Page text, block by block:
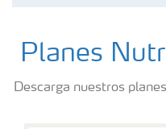
Planes
Descarga nuestros